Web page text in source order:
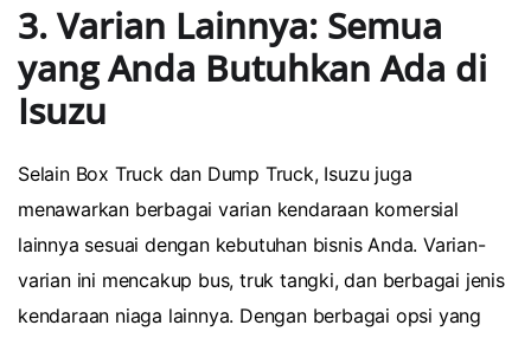
3. Varian Lainnya: Semua
yang Anda Butuhkan Ada di
Isuzu
Selain Box Truck dan Dump Truck, Isuzu juga
menawarkan berbagai varian kendaraan komersial
lainnya sesuai dengan kebutuhan bisnis Anda. Varian-
varian ini mencakup bus, truk tangki, dan berbagai jenis
kendaraan niaga lainnya. Dengan berbagai opsi yang